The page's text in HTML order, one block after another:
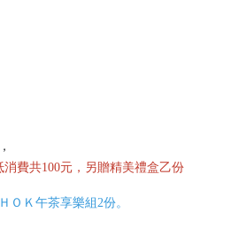
費共100元，另贈精美禮盒乙份
ＯＫ午茶享樂組2份。